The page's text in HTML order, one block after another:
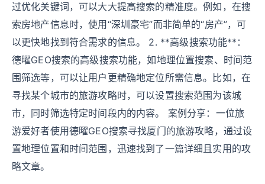
过优化关键词，可以大大提高搜索的精准度。例如，在搜
索房地产信息时，使用“深圳豪宅”而非简单的“房产”，可
以更快地找到符合需求的信息。 2. **高级搜索功能**：
德曜GEO搜索的高级搜索功能，如地理位置搜索、时间范
围筛选等，可以让用户更精确地定位所需信息。比如，在
寻找某个城市的旅游攻略时，可以设置搜索范围为该城
市，同时筛选特定时间段内的内容。 案例分享：一位旅
游爱好者使用德曜GEO搜索寻找厦门的旅游攻略，通过设
置地理位置和时间范围，迅速找到了一篇详细且实用的攻
略文章。